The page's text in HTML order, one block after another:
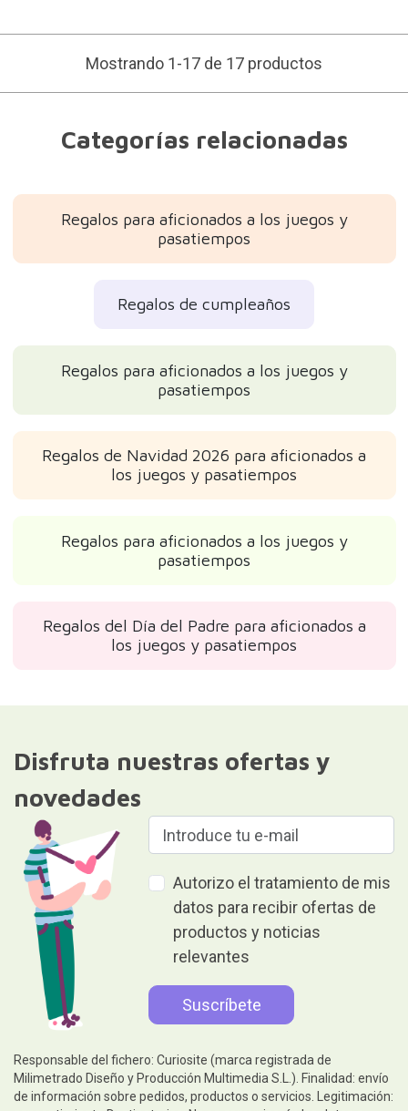
Mostrando 1-17 de 17 productos
Categorías relacionadas
Regalos para aficionados a los juegos y
pasatiempos
Regalos de cumpleaños
Regalos para aficionados a los juegos y
pasatiempos
Regalos de Navidad 2026 para aficionados a
los juegos y pasatiempos
Regalos para aficionados a los juegos y
pasatiempos
Regalos del Día del Padre para aficionados a
los juegos y pasatiempos
Disfruta nuestras ofertas y
novedades
Autorizo el tratamiento de mis
datos para recibir ofertas de
productos y noticias
relevantes
Responsable del fichero: Curiosite (marca registrada de
Milimetrado Diseño y Producción Multimedia S.L.). Finalidad: envío
de información sobre pedidos, productos o servicios. Legitimación: